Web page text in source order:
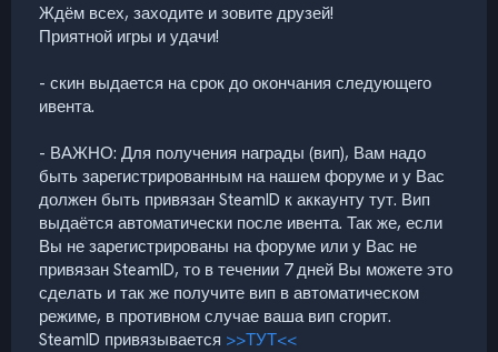
Ждём всех, заходите и зовите друзей!
Приятной игры и удачи!
- скин выдается на срок до окончания следующего
ивента.
- ВАЖНО: Для получения награды (вип), Вам надо
быть зарегистрированным на нашем форуме и у Вас
должен быть привязан SteamID к аккаунту тут. Вип
выдаётся автоматически после ивента. Так же, если
Вы не зарегистрированы на форуме или у Вас не
привязан SteamID, то в течении 7 дней Вы можете это
сделать и так же получите вип в автоматическом
режиме, в противном случае ваша вип сгорит.
SteamID привязывается >>ТУТ<<